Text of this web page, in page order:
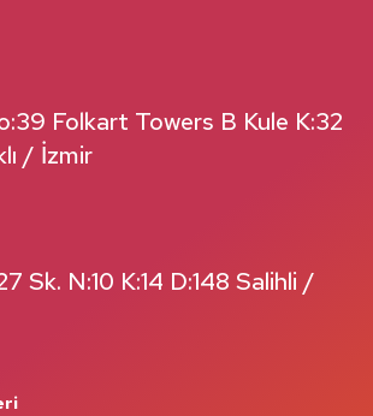
Folkart Towers B Kule K:32
/ İzmir
Sk. N:10 K:14 D:148 Salihli /